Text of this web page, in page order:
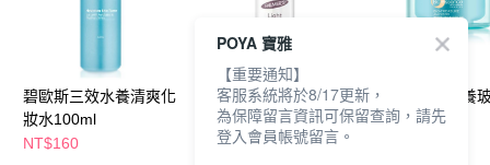
碧歐斯三效水養清爽化
妝水100ml
NT$160
帕瑪氏24H清透保濕乳
75ml
NT$540
碧歐斯三效水養
凝露50g
POYA 寶雅
【重要通知】
客服系統將於8/17更新，
為保障留言資訊可保留查詢，請先
登入會員帳號留言。